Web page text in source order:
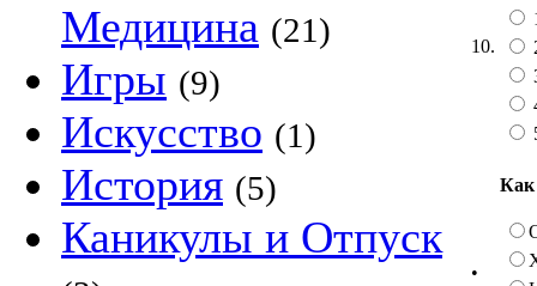
Медицина (21)
Игры (9)
Искусство (1)
История (5)
Каникулы и Отпуск
10.
•
Как